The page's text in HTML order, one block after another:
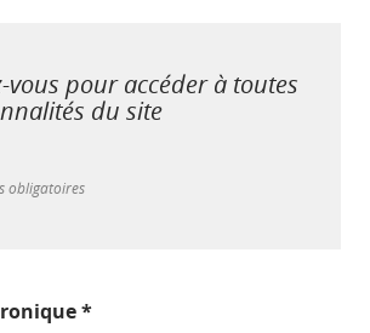
vous pour accéder à toutes
du site
obligatoires
*